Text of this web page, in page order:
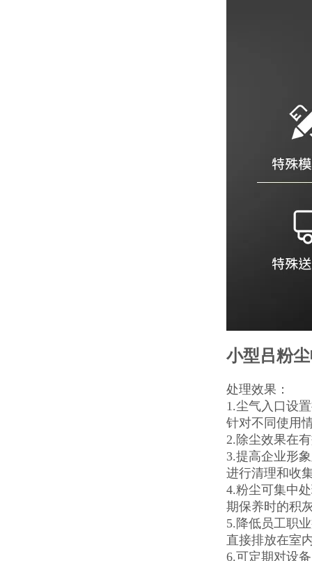
小型吕粉
处理效果：
1.尘气入口设
针对不同使用
2.除尘效果在
3.提高企业形
进行清理和收
4.粉尘可集中
期保养时的积
5.降低员工职
直接排放在室
6.可定期对设